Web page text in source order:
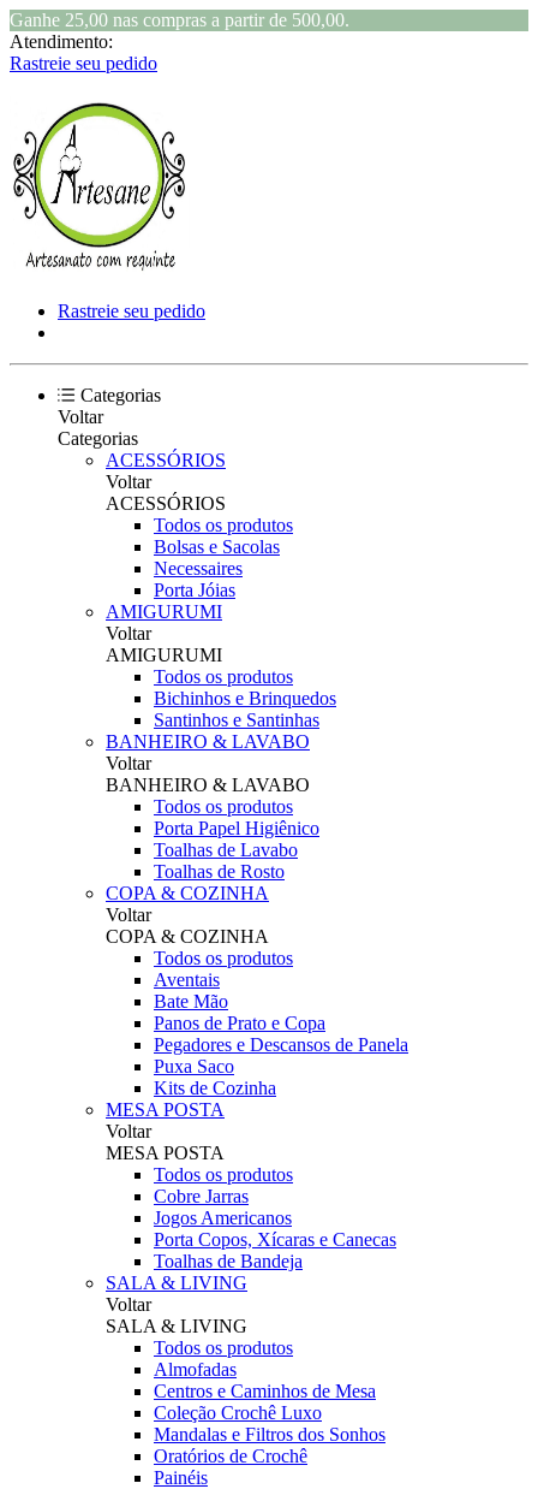
Ganhe 25,00 nas compras a partir de 500,00.
Atendimento:
Rastreie seu pedido
Rastreie seu pedido
Categorias
Voltar
Categorias
ACESSÓRIOS
Voltar
ACESSÓRIOS
Todos os produtos
Bolsas e Sacolas
Necessaires
Porta Jóias
AMIGURUMI
Voltar
AMIGURUMI
Todos os produtos
Bichinhos e Brinquedos
Santinhos e Santinhas
BANHEIRO & LAVABO
Voltar
BANHEIRO & LAVABO
Todos os produtos
Porta Papel Higiênico
Toalhas de Lavabo
Toalhas de Rosto
COPA & COZINHA
Voltar
COPA & COZINHA
Todos os produtos
Aventais
Bate Mão
Panos de Prato e Copa
Pegadores e Descansos de Panela
Puxa Saco
Kits de Cozinha
MESA POSTA
Voltar
MESA POSTA
Todos os produtos
Cobre Jarras
Jogos Americanos
Porta Copos, Xícaras e Canecas
Toalhas de Bandeja
SALA & LIVING
Voltar
SALA & LIVING
Todos os produtos
Almofadas
Centros e Caminhos de Mesa
Coleção Crochê Luxo
Mandalas e Filtros dos Sonhos
Oratórios de Crochê
Painéis